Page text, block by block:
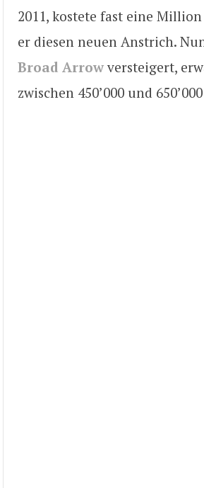
2011, kostete fast eine
er diesen neuen Anstrich.
Broad Arrow versteigert,
zwischen 450’000 und